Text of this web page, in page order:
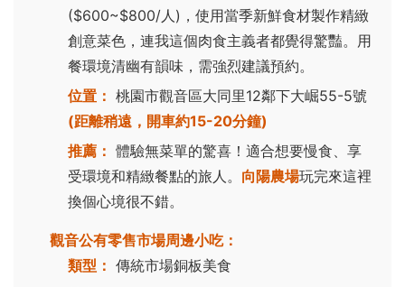
($600~$800/人)，使用當季新鮮食材製作精緻
創意菜色，連我這個肉食主義者都覺得驚豔。用
餐環境清幽有韻味，需強烈建議預約。
位置： 桃園市觀音區大同里12鄰下大崛55-5號
(距離稍遠，開車約15-20分鐘)
推薦： 體驗無菜單的驚喜！適合想要慢食、享
受環境和精緻餐點的旅人。 向陽農場玩完來這裡
換個心境很不錯。
觀音公有零售市場周邊小吃：
類型： 傳統市場銅板美食